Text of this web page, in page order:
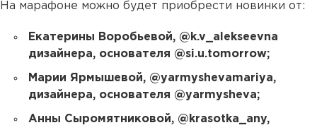
На марафоне можно будет приобрести новинки от:
Екатерины Воробьевой, @k.v_alekseevna
дизайнера, основателя @si.u.tomorrow;
Марии Ярмышевой, @yarmyshevamariya,
дизайнера, основателя @yarmysheva;
Анны Сыромятниковой, @krasotka_any,